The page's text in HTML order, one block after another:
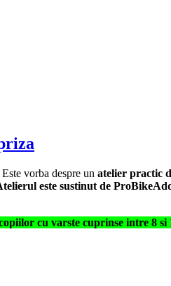
Este vorba despre un atelier practic
este sustinut de
cu varste cuprinse intre 8 si